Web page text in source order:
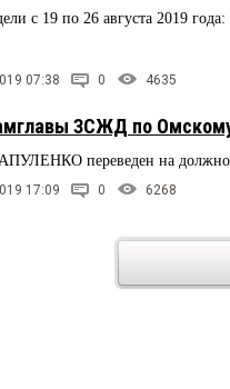
с 19 по 26 августа 2019
07:38 0 4635
ЗСЖД по
переведен на
17:09 0 6268